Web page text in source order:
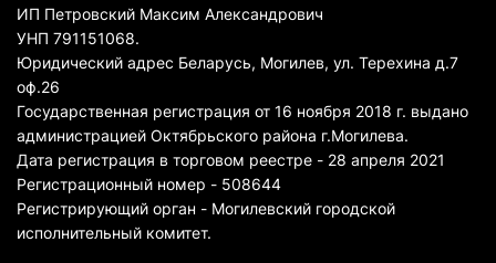
ИП Петровский Максим Александрович
УНП 791151068.
Юридический адрес Беларусь, Могилев, ул. Терехина д.7
оф.26
Государственная регистрация от 16 ноября 2018 г. выдано
администрацией Октябрьского района г.Могилева.
Дата регистрация в торговом реестре - 28 апреля 2021
Регистрационный номер - 508644
Регистрирующий орган - Могилевский городской
исполнительный комитет.